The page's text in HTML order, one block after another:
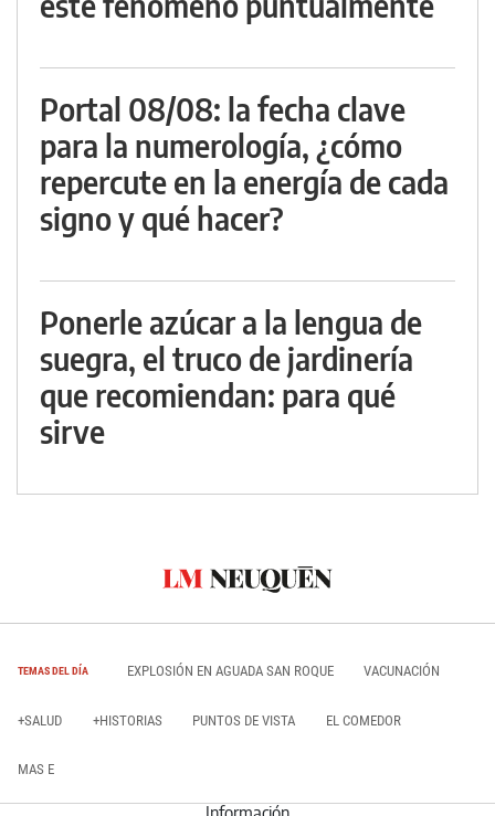
Portal 08/08: la fecha clave
para la numerología, ¿cómo
repercute en la energía de cada
signo y qué hacer?
Ponerle azúcar a la lengua de
suegra, el truco de jardinería
que recomiendan: para qué
sirve
TEMAS DEL DÍA EXPLOSIÓN EN AGUADA SAN ROQUE VACUNACIÓN
+SALUD +HISTORIAS PUNTOS DE VISTA EL COMEDOR
MAS E